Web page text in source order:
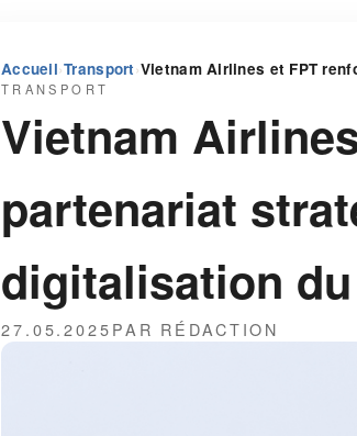
Accueil›Transport ›Vietnam Airlines et FPT
TRANSPORT
Vietnam
partenariat
digitalisation
27.05.2025PAR RÉDACTION